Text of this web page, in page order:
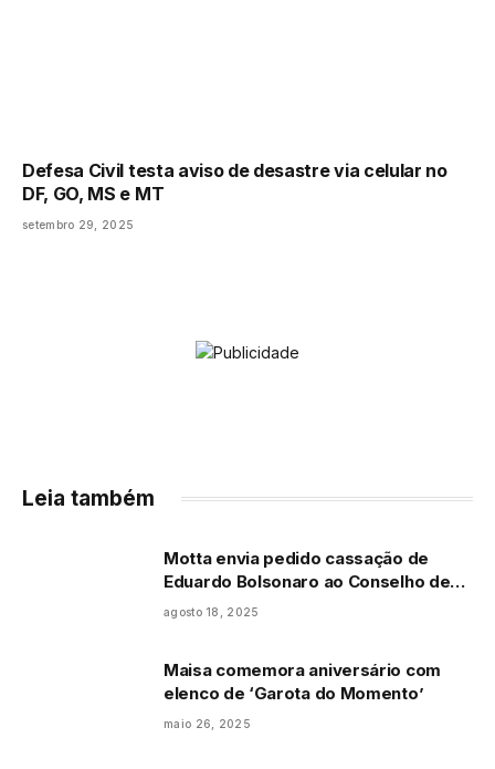
Defesa Civil testa aviso de desastre via celular no
DF, GO, MS e MT
setembro 29, 2025
Leia também
Motta envia pedido cassação de
Eduardo Bolsonaro ao Conselho de
Ética
agosto 18, 2025
Maisa comemora aniversário com
elenco de ‘Garota do Momento’
maio 26, 2025